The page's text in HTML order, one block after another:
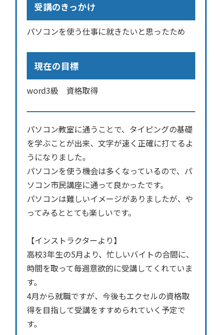
受講のきっかけ
パソコンを使う仕事に就きたいと思ったため
現在の目標
word3級 資格取得
パソコン教室に通うことで、タイピングの基礎
を学ぶことが出来、文字が速く正確に打てるよ
うになりました。
パソコンを使う機会は多くなっているので、パ
ソコン市民講座に通って良かったです。
パソコンは難しいイメージがありましたが、や
ってみるととても楽しいです。
【インストラクターより】
高校3年生の5月より、忙しいバイトの合間に、
時間を取って毎週意欲的に受講してくれていま
す。
4月から就職ですが、今後もエクセルの資格取
得を目指して受講をすすめられていく予定で
す。